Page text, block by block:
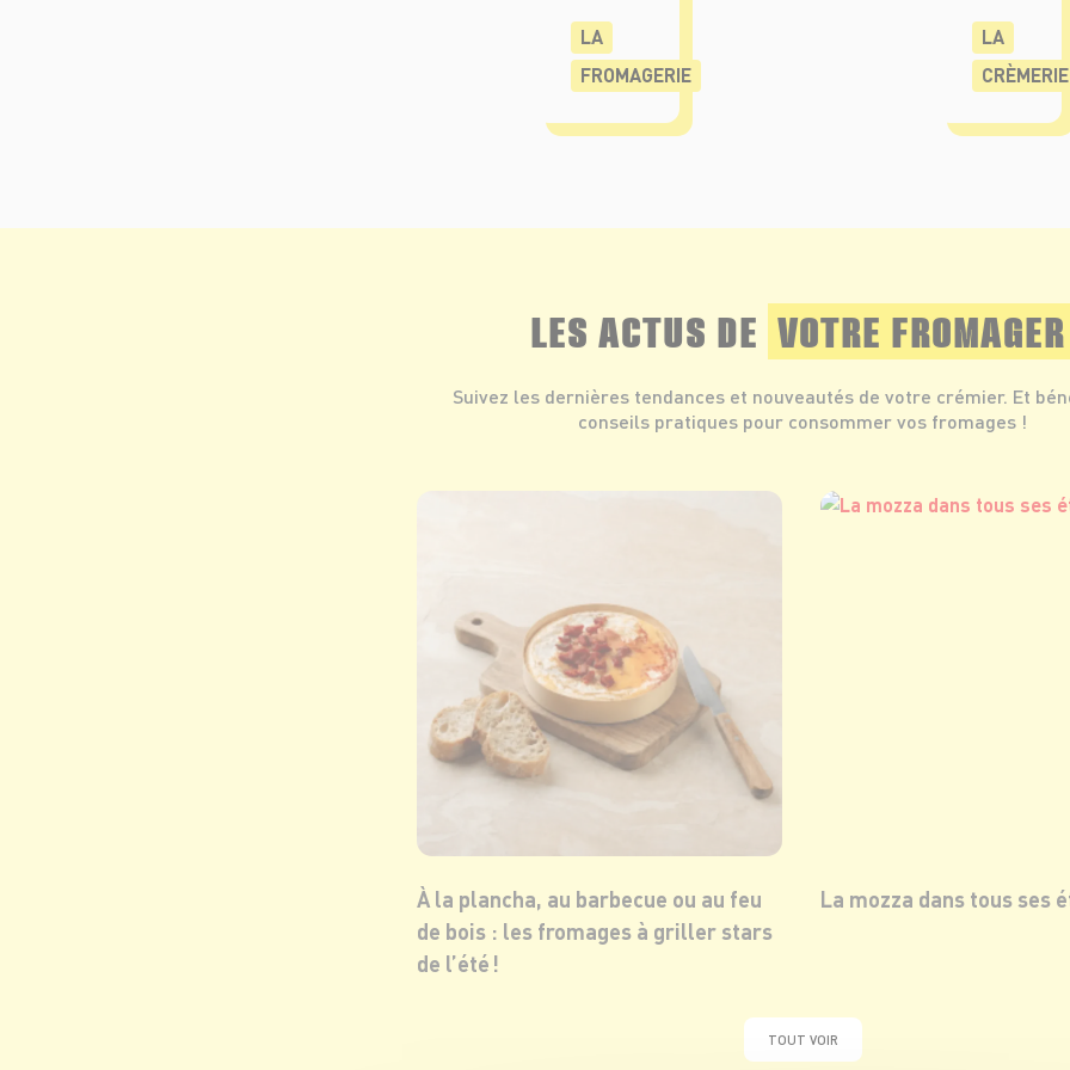
LA
FROMAGERIE
LA
CRÈMERIE
LES ACTUS DE VOTRE FROMAGER
Suivez les dernières tendances et nouveautés de votre crémier. Et
conseils pratiques pour consommer vos fromages !
À la plancha, au barbecue ou au feu
de bois : les fromages à griller stars
de l’été !
La mozza dans tous ses
TOUT VOIR